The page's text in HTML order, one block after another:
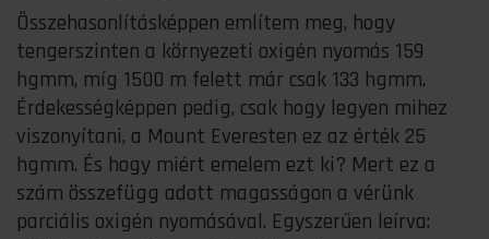
Összehasonlításképpen említem meg, hogy
tengerszinten a környezeti oxigén nyomás 159
hgmm, míg 1500 m felett már csak 133 hgmm.
Érdekességképpen pedig, csak hogy legyen mihez
viszonyítani, a Mount Everesten ez az érték 25
hgmm. És hogy miért emelem ezt ki? Mert ez a
szám összefügg adott magasságon a vérünk
parciális oxigén nyomásával. Egyszerűen leírva: